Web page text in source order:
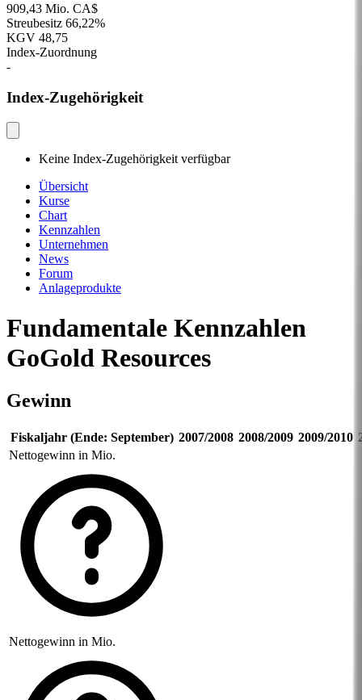
909,43 Mio. CA$
Streubesitz 66,22%
KGV 48,75
Index-Zuordnung
-
Index-Zugehörigkeit
Keine Index-Zugehörigkeit verfügbar
Übersicht
Kurse
Chart
Kennzahlen
Unternehmen
News
Forum
Anlageprodukte
Fundamentale Kennzahlen
GoGold Resources
Gewinn
Fiskaljahr (Ende: September) 2007/2008 2008/2009 2009/2010
Nettogewinn in Mio.
Nettogewinn in Mio.